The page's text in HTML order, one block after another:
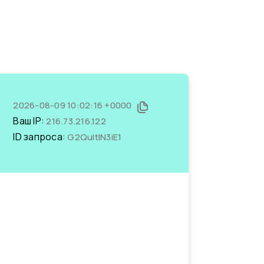
2026-08-09 10:02:16 +0000
Ваш IP:216.73.216.122
ID запроса:G2QultIN3iE1